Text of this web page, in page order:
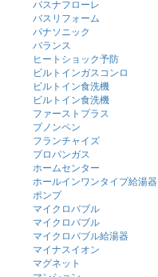
バスナフローレ
バスリフォーム
パナソニック
バランス
ヒートショック予防
ビルトインガスコンロ
ビルトイン食洗機
ビルトイン食洗機
ファーストプラス
プノンペン
フランチャイズ
プロパンガス
ホームセンター
ホールインワンタイプ給湯器
ポンプ
マイクロバブル
マイクロバブル
マイクロバブル給湯器
マイナスイオン
マグネット